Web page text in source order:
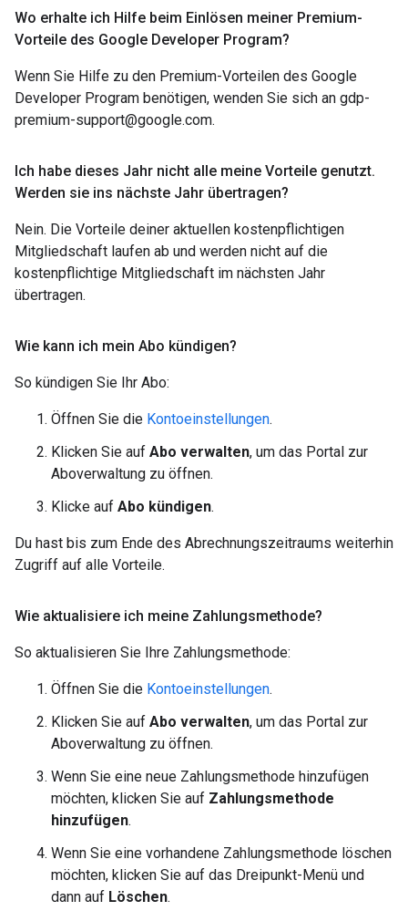
Wo erhalte ich Hilfe beim Einlösen meiner Premium-
Vorteile des Google Developer Program?
Wenn Sie Hilfe zu den Premium-Vorteilen des Google
Developer Program benötigen, wenden Sie sich an gdp-
premium-support@google.com.
Ich habe dieses Jahr nicht alle meine Vorteile genutzt.
Werden sie ins nächste Jahr übertragen?
Nein. Die Vorteile deiner aktuellen kostenpflichtigen
Mitgliedschaft laufen ab und werden nicht auf die
kostenpflichtige Mitgliedschaft im nächsten Jahr
übertragen.
Wie kann ich mein Abo kündigen?
So kündigen Sie Ihr Abo:
Öffnen Sie die Kontoeinstellungen.
Klicken Sie auf Abo verwalten, um das Portal zur
Aboverwaltung zu öffnen.
Klicke auf Abo kündigen.
Du hast bis zum Ende des Abrechnungszeitraums weiterhin
Zugriff auf alle Vorteile.
Wie aktualisiere ich meine Zahlungsmethode?
So aktualisieren Sie Ihre Zahlungsmethode:
Öffnen Sie die Kontoeinstellungen.
Klicken Sie auf Abo verwalten, um das Portal zur
Aboverwaltung zu öffnen.
Wenn Sie eine neue Zahlungsmethode hinzufügen
möchten, klicken Sie auf Zahlungsmethode
hinzufügen.
Wenn Sie eine vorhandene Zahlungsmethode löschen
möchten, klicken Sie auf das Dreipunkt-Menü und
dann auf Löschen.